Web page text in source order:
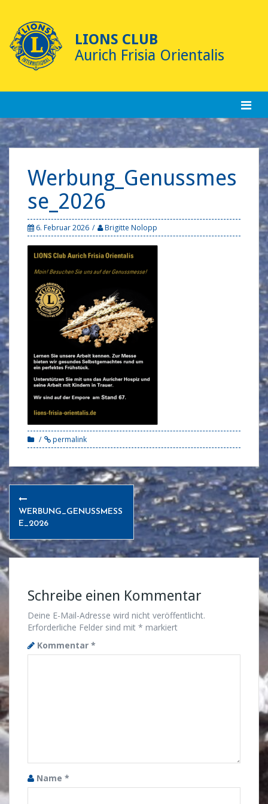
content
LIONS CLUB
Aurich Frisia Orientalis
Werbung_Genussmes
se_2026
6. Februar 2026 Brigitte Nolopp
permalink
Post
navigation
WERBUNG_GENUSSMESS
E_2026
Schreibe einen Kommentar
Deine E-Mail-Adresse wird nicht veröffentlicht.
Erforderliche Felder sind mit * markiert
Kommentar *
Name *